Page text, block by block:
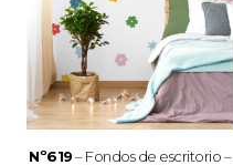
Nº619– Fondos de escritorio –